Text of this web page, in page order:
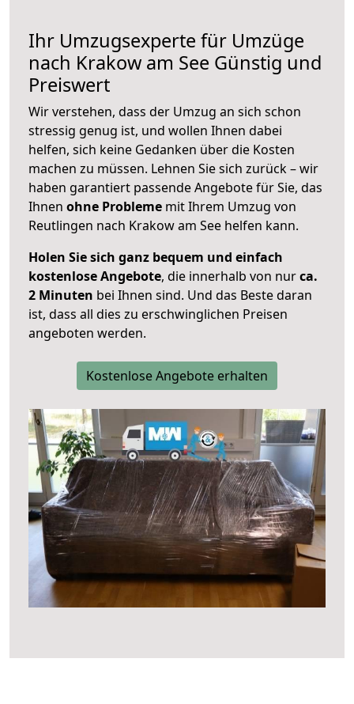
Ihr Umzugsexperte für Umzüge
nach Krakow am See Günstig und
Preiswert
Wir verstehen, dass der Umzug an sich schon
stressig genug ist, und wollen Ihnen dabei
helfen, sich keine Gedanken über die Kosten
machen zu müssen. Lehnen Sie sich zurück – wir
haben garantiert passende Angebote für Sie, das
Ihnen ohne Probleme mit Ihrem Umzug von
Reutlingen nach Krakow am See helfen kann.
Holen Sie sich ganz bequem und einfach
kostenlose Angebote, die innerhalb von nurca.
2 Minuten bei Ihnen sind. Und das Beste daran
ist, dass all dies zu erschwinglichen Preisen
angeboten werden.
Kostenlose Angebote erhalten